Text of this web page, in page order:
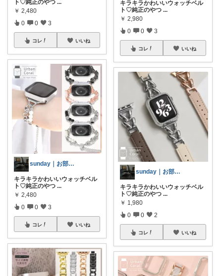
ト♡純正のやつ ...
￥ 2,480
0 0 3
コレ いいね
sunday｜お部屋とお洋服
キラキラかわいいウォッチベル
ト♡純正のやつ ...
￥ 2,480
0 0 3
コレ いいね
キラキラかわいいウォッチベル
ト♡純正のやつ ...
￥ 2,980
0 0 3
コレ いいね
sunday｜お部屋とお洋服
キラキラかわいいウォッチベル
ト♡純正のやつ ...
￥ 1,980
0 0 2
コレ いいね